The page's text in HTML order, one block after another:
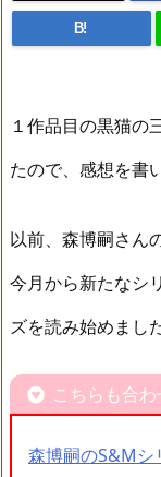
B!
１作品目の黒猫の
たので、感想を書
以前、森博嗣さん
今月から新たなシ
ズを読み始めました
こちらも合
森博嗣のS&Mシ